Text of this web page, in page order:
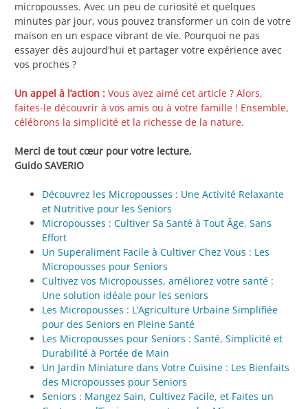
micropousses. Avec un peu de curiosité et quelques
minutes par jour, vous pouvez transformer un coin de votre
maison en un espace vibrant de vie. Pourquoi ne pas
essayer dès aujourd’hui et partager votre expérience avec
vos proches ?
Un appel à l’action : Vous avez aimé cet article ? Alors,
faites-le découvrir à vos amis ou à votre famille ! Ensemble,
célébrons la simplicité et la richesse de la nature.
Merci de tout cœur pour votre lecture,
Guido SAVERIO
Découvrez les Micropousses : Une Activité Relaxante
et Nutritive pour les Seniors
Micropousses : Cultiver Sa Santé à Tout Âge, Sans
Effort
Un Superaliment Facile à Cultiver Chez Vous : Les
Micropousses pour Seniors
Cultivez vos Micropousses, améliorez votre santé :
Une solution idéale pour les seniors
Les Micropousses : L’Agriculture Urbaine Simplifiée
pour des Seniors en Pleine Santé
Les Micropousses pour Seniors : Santé, Simplicité et
Durabilité à Portée de Main
Un Jardin Miniature dans Votre Cuisine : Les Bienfaits
des Micropousses pour Seniors
Seniors : Mangez Sain, Cultivez Facile, et Faites un